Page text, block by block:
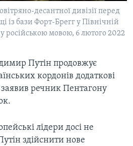
десантної дивізії перед
із бази Форт-Брегг у Північній
російською мовою, 6 лютого 2022
Путін продовжує
кордонів додаткові
заявив речник Пентагону
лідери досі не
здійснити нове